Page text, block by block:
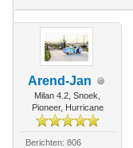
Arend-Jan
Milan 4.2, Snoek,
Pioneer, Hurricane
Berichten: 806